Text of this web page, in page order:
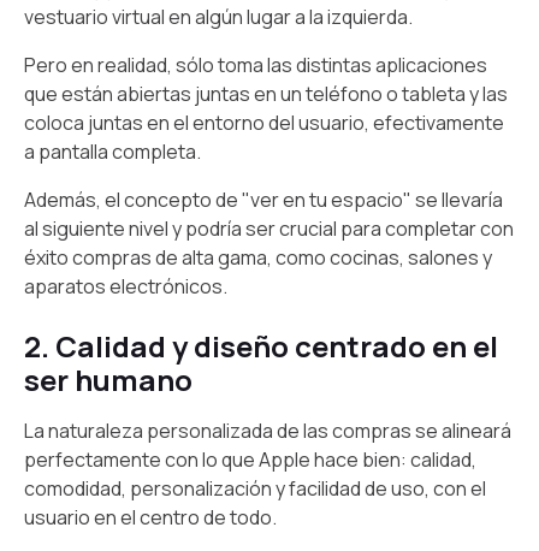
vestuario virtual en algún lugar a la izquierda.
Pero en realidad, sólo toma las distintas aplicaciones
que están abiertas juntas en un teléfono o tableta y las
coloca juntas en el entorno del usuario, efectivamente
a pantalla completa.
Además, el concepto de "ver en tu espacio" se llevaría
al siguiente nivel y podría ser crucial para completar con
éxito compras de alta gama, como cocinas, salones y
aparatos electrónicos.
2. Calidad y diseño centrado en el
ser humano
La naturaleza personalizada de las compras se alineará
perfectamente con lo que Apple hace bien: calidad,
comodidad, personalización y facilidad de uso, con el
usuario en el centro de todo.